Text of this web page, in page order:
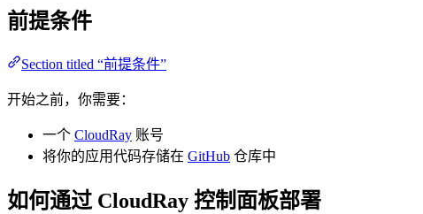
前提条件
Section titled “前提条件”
开始之前，你需要：
一个 CloudRay 账号
将你的应用代码存储在 GitHub 仓库中
如何通过 CloudRay 控制面板部署